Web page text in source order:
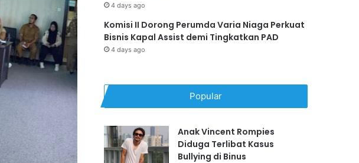
4 days ago
Komisi II Dorong Perumda Varia Niaga Perkuat
Bisnis Kapal Assist demi Tingkatkan PAD
4 days ago
Popular
Anak Vincent Rompies
Diduga Terlibat Kasus
Bullying di Binus